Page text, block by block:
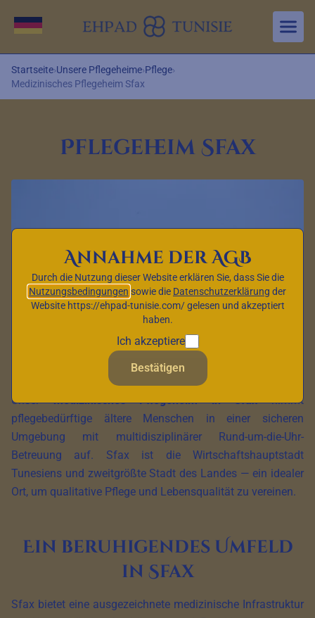
Aller au contenu principal
Sprache wechseln
Startseite›Unsere Pflegeheime›Pflege›
Medizinisches Pflegeheim Sfax
Pflegeheim Sfax
Unsermedizinisches Pflegeheim in Sfaxnimmt
pflegebedürftige ältere Menschen in einer sicheren
Umgebung mit multidisziplinärer Rund-um-die-Uhr-
Betreuung auf. Sfax ist die Wirtschaftshauptstadt
Tunesiens und zweitgrößte Stadt des Landes — ein idealer
Ort, um qualitative Pflege und Lebensqualität zu vereinen.
Ein beruhigendes Umfeld
in Sfax
Sfax bietet eine ausgezeichnete medizinische Infrastruktur
Annahme der AGB
Durch die Nutzung dieser Website erklären Sie, dass Sie die
Nutzungsbedingungen sowie die Datenschutzerklärung der
Website https://ehpad-tunisie.com/ gelesen und akzeptiert
haben.
Ich akzeptiere
Bestätigen